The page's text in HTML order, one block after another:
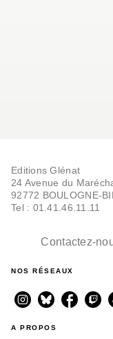
Editions Glénat
24 Avenue du
92772 BOULOGNE-
Tel : 01.41.46.11.11
Contactez-
NOS RÉSEAUX
A PROPOS